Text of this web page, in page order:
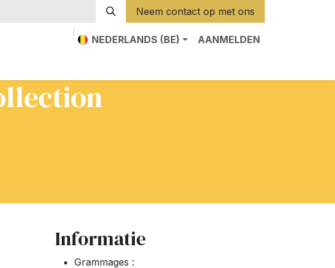
Neem contact op met ons
NEDERLANDS (BE)
AANMELDEN
Informatie
Grammages :